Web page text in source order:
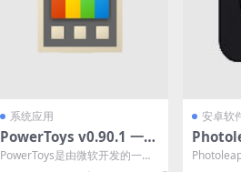
系统应用
PowerToys v0.90.1 一款
免费实用工具集
PowerToys是由微软开发的一款
安卓软
or